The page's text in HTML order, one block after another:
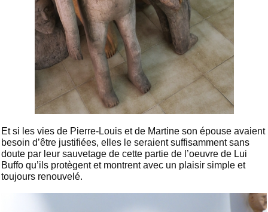
Et si les vies de Pierre-Louis et de Martine son épouse avaient
besoin d’être justifiées, elles le seraient suffisamment sans
doute par leur sauvetage de cette partie de l’oeuvre de Lui
Buffo qu’ils protègent et montrent avec un plaisir simple et
toujours renouvelé.